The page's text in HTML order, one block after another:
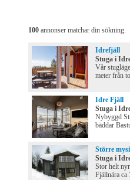
100 annonser matchar din sökning.
Idrefjäll
Stuga i
Vår
meter från
Idre Fjäll
Stuga i
Nybyggd
bäddar
Större
Stuga i
Stor helt
Fjällnära ca